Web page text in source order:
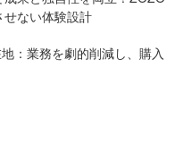
ない体験設計
：業務を劇的削減し、購入